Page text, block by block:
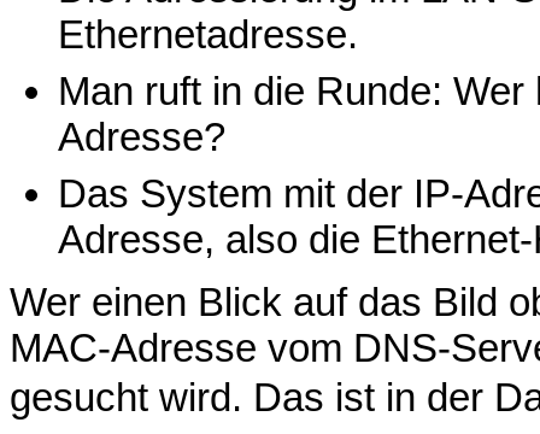
Ethernetadresse.
Man ruft in die Runde:
Adresse?
Das System mit der IP-
Adresse, also die
Wer einen Blick auf das Bild
MAC-Adresse vom DNS-
gesucht wird. Das ist in der